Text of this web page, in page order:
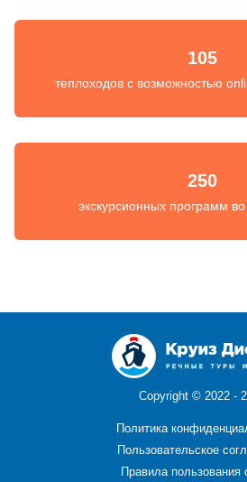
105
теплоходов с возможностью
250
экскурсионных программ
Copyright © 2022 -
Политика
Пользовательское
Правила пользования